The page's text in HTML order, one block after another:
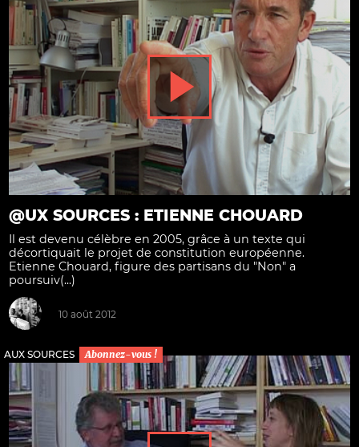
@UX SOURCES : ETIENNE CHOUARD
Il est devenu célèbre en 2005, grâce à un texte qui
décortiquait le projet de constitution européenne.
Etienne Chouard, figure des partisans du "Non" a
poursuiv(...)
10 août 2012
AUX SOURCES Abonnez-vous !